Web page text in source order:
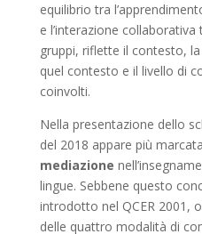
equilibrio tra
e l’interazione
gruppi, riflette il contesto,
quel contesto e il livello di
coinvolti.
Nella presentazione dello
del 2018 appare più
mediazione
lingue. Sebbene questo
introdotto nel QCER 2001,
delle quattro modalità di